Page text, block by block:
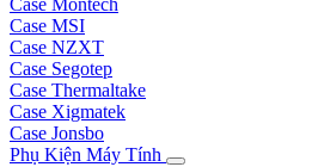
Case Montech
Case MSI
Case NZXT
Case Segotep
Case Thermaltake
Case Xigmatek
Case Jonsbo
Phụ Kiện Máy Tính